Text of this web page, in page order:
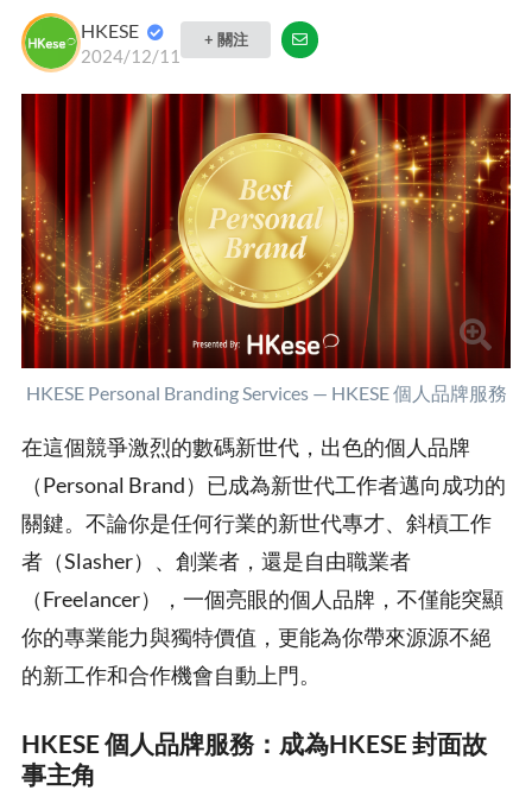
HKESE
2024/12/11
+ 關注
HKESE Personal Branding Services — HKESE 個人品牌服務
在這個競爭激烈的數碼新世代，出色的個人品牌
（Personal Brand）已成為新世代工作者邁向成功的
關鍵。不論你是任何行業的新世代專才、斜槓工作
者（Slasher）、創業者，還是自由職業者
（Freelancer），一個亮眼的個人品牌，不僅能突顯
你的專業能力與獨特價值，更能為你帶來源源不絕
的新工作和合作機會自動上門。
HKESE 個人品牌服務：成為HKESE 封面故
事主角